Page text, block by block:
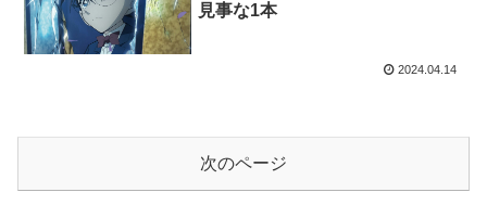
見事な1本
2024.04.14
次のページ